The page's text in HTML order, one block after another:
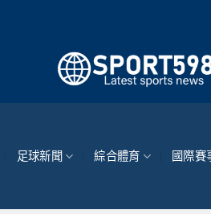
足球新聞 綜合體育 國際賽